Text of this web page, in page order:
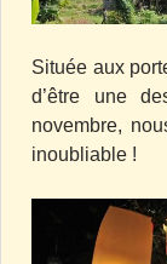
Située aux
d’être une
novembre,
inoubliable !